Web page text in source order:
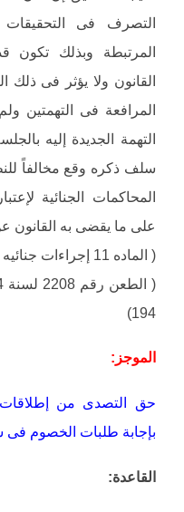
التصرف فى التحقيقات
المرتبطة وبذلك تكون
القانون ولا يؤثر فى
المرافعة فى التهمتين
التهمة الجديدة إليه
سلف ذكره وقع مخالفاً
المحاكمات الجنائية
على ما يقضى به القانون
( الماده 11 إجراءات جنائيه )
194)
الموجز:
حق التصدى من إطلاقات
بإجابة طلبات الخصوم فى شأنه .
القاعدة: